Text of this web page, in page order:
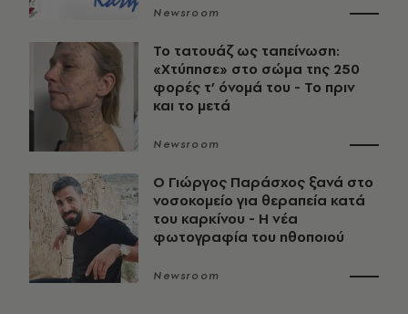
Newsroom
Το τατουάζ ως ταπείνωση:
«Χτύπησε» στο σώμα της 250
φορές τ’ όνομά του - Το πριν
και το μετά
Newsroom
O Γιώργος Παράσχος ξανά στο
νοσοκομείο για θεραπεία κατά
του καρκίνου - Η νέα
φωτογραφία του ηθοποιού
Newsroom